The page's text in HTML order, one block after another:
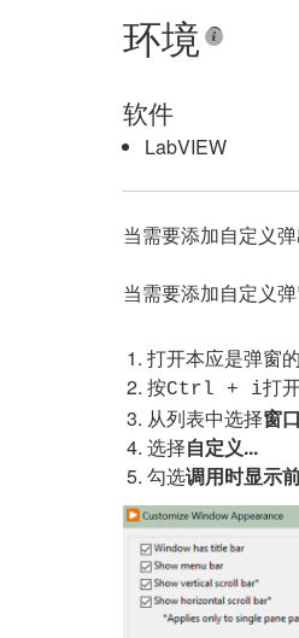
环境
软件
LabVIEW
当需要添加自定义
当需要添加自定义
打开本应是弹窗的
按Ctrl + i打
从列表中选择窗
选择自定义...
勾选调用时显示